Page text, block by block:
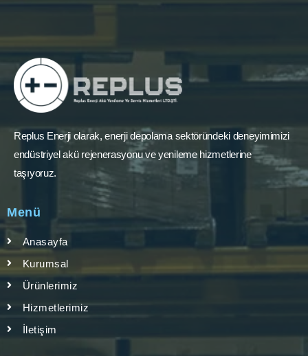
Replus Enerji olarak, enerji depolama sektöründeki deneyimimizi
endüstriyel akü rejenerasyonu ve yenileme hizmetlerine
taşıyoruz.
Menü
Anasayfa
Kurumsal
Ürünlerimiz
Hizmetlerimiz
İletişim